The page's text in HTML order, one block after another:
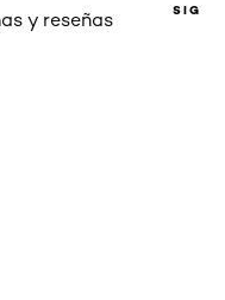
y reseñas